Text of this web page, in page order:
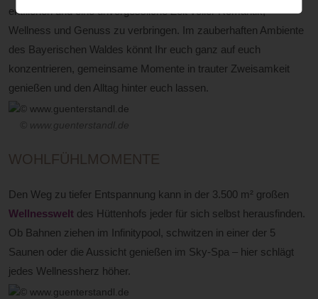
entfliehen und eine unvergessliche Zeit voller Romantik,
Wellness und Genuss zu verbringen. Im zauberhaften Ambiente
des Bayerischen Waldes könnt Ihr euch ganz auf euch
konzentrieren, gemeinsame Momente in trauter Zweisamkeit
genießen und den Alltag hinter euch lassen.
© www.guenterstandl.de
WOHLFÜHLMOMENTE
Den Weg zu tiefer Entspannung kann in der 3.500 m² großen
Wellnesswelt des Hüttenhofs jeder für sich selbst herausfinden.
Ob Bahnen ziehen im Infinitypool, schwitzen in einer der 5
Saunen oder die Aussicht genießen im Sky-Spa – hier schlägt
jedes Wellnessherz höher.